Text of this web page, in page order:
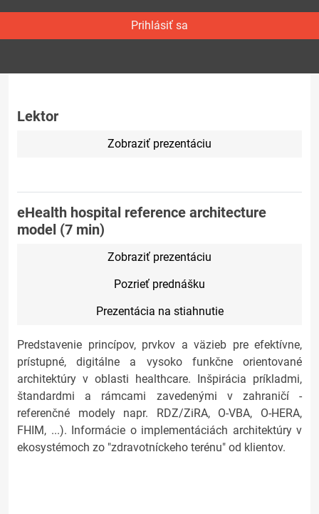
Prihlásiť sa
Lektor
Zobraziť prezentáciu
eHealth hospital reference architecture
model (7 min)
Zobraziť prezentáciu
Pozrieť prednášku
Prezentácia na stiahnutie
Predstavenie princípov, prvkov a väzieb pre efektívne,
prístupné, digitálne a vysoko funkčne orientované
architektúry v oblasti healthcare. Inšpirácia príkladmi,
štandardmi a rámcami zavedenými v zahraničí -
referenčné modely napr. RDZ/ZiRA, O-VBA, O-HERA,
FHIM, ...). Informácie o implementáciách architektúry v
ekosystémoch zo "zdravotníckeho terénu" od klientov.